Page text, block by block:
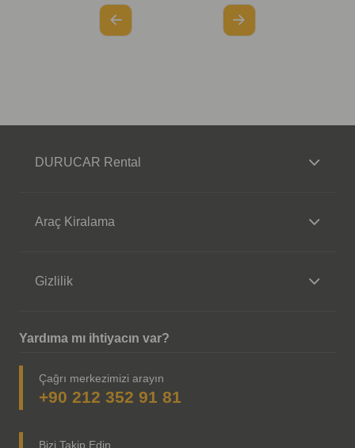
DURUCAR Rental
Araç Kiralama
Gizlilik
Yardıma mı ihtiyacın var?
Çağrı merkezimizi arayın
+90 212 352 91 81
Bizi Takip Edin